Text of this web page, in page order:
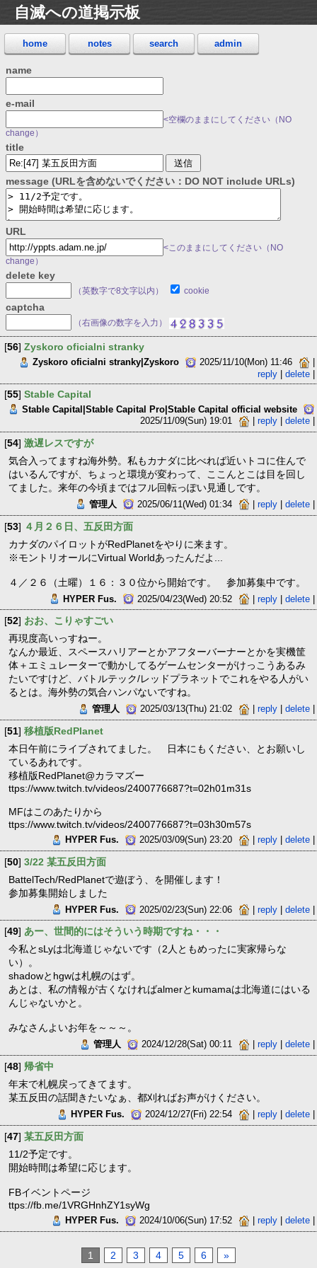
自滅への道掲示板
home notes search admin
name
e-mail
<空欄のままにしてください（NO
change）
title
message (URLを含めないでください：DO NOT include URLs)
URL
<このままにしてください（NO
change）
delete key
（英数字で8文字以内） cookie
captcha
（右画像の数字を入力）
[56] Zyskoro oficialni stranky
Zyskoro oficialni stranky|Zyskoro 2025/11/10(Mon) 11:46
reply |delete |
[55] Stable Capital
Stable Capital|Stable Capital Pro|Stable Capital official website
2025/11/09(Sun) 19:01
|reply |delete
[54] 激遅レスですが
気合入ってますね海外勢。私もカナダに比べれば近いトコに住んで
はいるんですが、ちょっと環境が変わって、ここんとこは目を回し
てました。来年の今頃まではフル回転っぽい見通しです。
管理人 2025/06/11(Wed) 01:34 |reply |delete |
[53] ４月２６日、五反田方面
カナダのパイロットがRedPlanetをやりに来ます。
※モントリオールにVirtual Worldあったんだよ...
４／２６（土曜）１６：３０位から開始です。 参加募集中です。
HYPER Fus. 2025/04/23(Wed) 20:52 |reply |delete |
[52] おお、こりゃすごい
再現度高いっすねー。
なんか最近、スペースハリアーとかアフターバーナーとかを実機筐
体＋エミュレーターで動かしてるゲームセンターがけっこうあるみ
たいですけど、バトルテック/レッドプラネットでこれをやる人がい
るとは。海外勢の気合ハンパないですね。
管理人 2025/03/13(Thu) 21:02 |reply |delete
[51] 移植版RedPlanet
本日午前にライブされてました。 日本にもください、とお願いし
ているあれです。
移植版RedPlanet@カラマズー
ttps://www.twitch.tv/videos/2400776687?t=02h01m31s
MFはこのあたりから
ttps://www.twitch.tv/videos/2400776687?t=03h30m57s
HYPER Fus. 2025/03/09(Sun) 23:20 |reply |delete
[50] 3/22 某五反田方面
BattelTech/RedPlanetで遊ぼう、を開催します！
参加募集開始しました
HYPER Fus. 2025/02/23(Sun) 22:06 |reply |delete
[49] あー、世間的にはそういう時期ですね・・・
今私とsLyは北海道じゃないです（2人ともめったに実家帰らな
い）。
shadowとhgwは札幌のはず。
あとは、私の情報が古くなければalmerとkumamaは北海道にはいる
んじゃないかと。
みなさんよいお年を～～～。
管理人 2024/12/28(Sat) 00:11 |reply |delete
[48] 帰省中
年末で札幌戻ってきてます。
某五反田の話聞きたいなぁ、都刈ればお声がけください。
HYPER Fus. 2024/12/27(Fri) 22:54 |reply |delete
[47] 某五反田方面
11/2予定です。
開始時間は希望に応じます。
FBイベントページ
ttps://fb.me/1VRGHnhZY1syWg
HYPER Fus. 2024/10/06(Sun) 17:52 |reply |delete
1 2 3 4 5 6 »